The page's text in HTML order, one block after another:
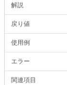
解説
戻り値
使用例
エラー
関連項目